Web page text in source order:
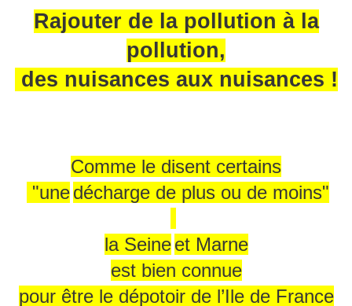
Rajouter de la pollution à la
pollution,
des nuisances aux nuisances !
Comme le disent certains
"une décharge de plus ou de moins"
la Seine et Marne
est bien connue
pour être le dépotoir de l’Ile de France